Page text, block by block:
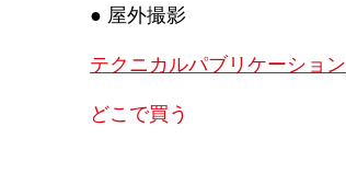
● 屋外撮影
テクニカルパブリケーション
どこで買う